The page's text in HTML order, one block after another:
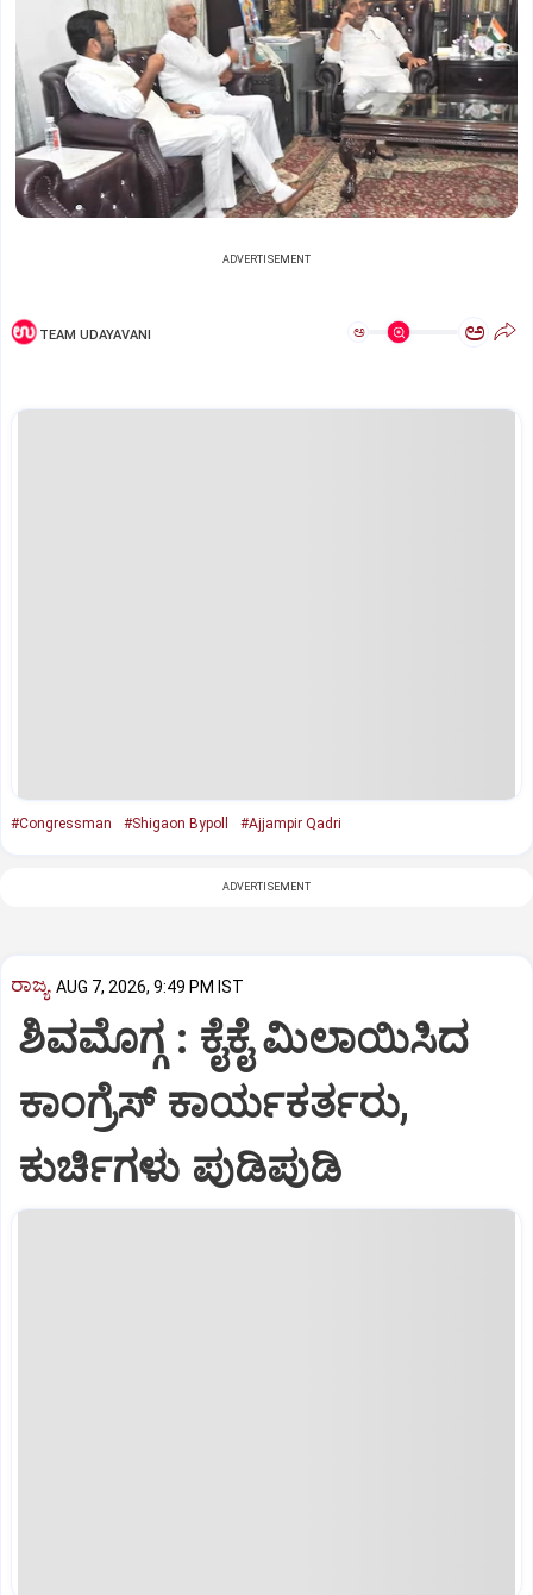
ADVERTISEMENT
TEAM UDAYAVANI ಅ ಅ
#Congressman #Shigaon Bypoll #Ajjampir Qadri
ADVERTISEMENT
ರಾಜ್ಯ AUG 7, 2026, 9:49 PM IST
ಶಿವಮೊಗ್ಗ : ಕೈಕೈ ಮಿಲಾಯಿಸಿದ
ಕಾಂಗ್ರೆಸ್ ಕಾರ್ಯಕರ್ತರು,
ಕುರ್ಚಿಗಳು ಪುಡಿಪುಡಿ